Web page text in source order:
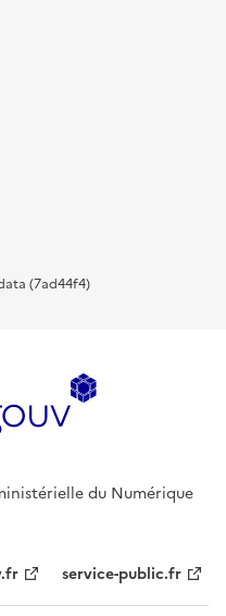
(7ad44f4)
du Numérique
service-public.fr